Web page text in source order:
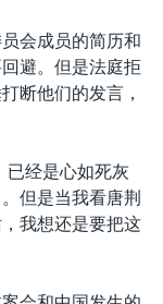
会成员的简历和
避。但是法庭拒
断他们的发言，
已经是心如死灰
但是当我看唐荆
我想还是要把这